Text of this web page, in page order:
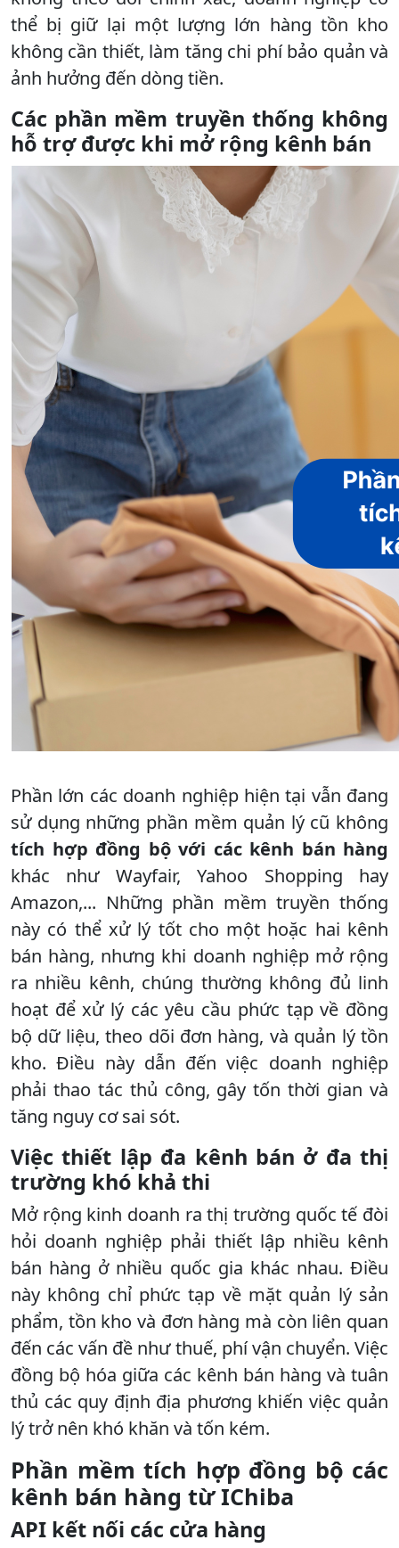
thể bị giữ lại một lượng lớn hàng tồn kho
không cần thiết, làm tăng chi phí bảo quản và
ảnh hưởng đến dòng tiền.
Các phần mềm truyền thống không
hỗ trợ được khi mở rộng kênh bán
Phần lớn các doanh nghiệp hiện tại vẫn đang
sử dụng những phần mềm quản lý cũ không
tích hợp đồng bộ với các kênh bán hàng
khác như Wayfair, Yahoo Shopping hay
Amazon,... Những phần mềm truyền thống
này có thể xử lý tốt cho một hoặc hai kênh
bán hàng, nhưng khi doanh nghiệp mở rộng
ra nhiều kênh, chúng thường không đủ linh
hoạt để xử lý các yêu cầu phức tạp về đồng
bộ dữ liệu, theo dõi đơn hàng, và quản lý tồn
kho. Điều này dẫn đến việc doanh nghiệp
phải thao tác thủ công, gây tốn thời gian và
tăng nguy cơ sai sót.
Việc thiết lập đa kênh bán ở đa thị
trường khó khả thi
Mở rộng kinh doanh ra thị trường quốc tế đòi
hỏi doanh nghiệp phải thiết lập nhiều kênh
bán hàng ở nhiều quốc gia khác nhau. Điều
này không chỉ phức tạp về mặt quản lý sản
phẩm, tồn kho và đơn hàng mà còn liên quan
đến các vấn đề như thuế, phí vận chuyển. Việc
đồng bộ hóa giữa các kênh bán hàng và tuân
thủ các quy định địa phương khiến việc quản
lý trở nên khó khăn và tốn kém.
Phần mềm tích hợp đồng bộ các
kênh bán hàng từ IChiba
API kết nối các cửa hàng